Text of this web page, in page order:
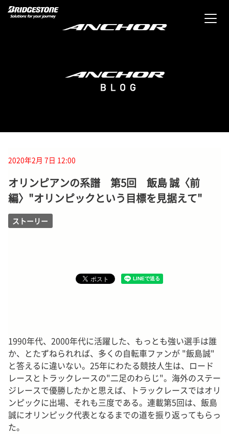
2020年2月 7日 12:00
オリンピアンの系譜 第5回 飯島 誠〈前
編〉"オリンピックという目標を見据えて"
ストーリー
1990年代、2000年代に活躍した、もっとも強い選手は誰
か、とたずねられれば、多くの自転車ファンが "飯島誠"
と答えるに違いない。25年にわたる競技人生は、ロード
レースとトラックレースの"二足のわらじ"。海外のステー
ジレースで優勝したかと思えば、トラックレースではオリ
ンピックに出場、それも三度である。連載第5回は、飯島
誠にオリンピック代表となるまでの道を振り返ってもらっ
た。